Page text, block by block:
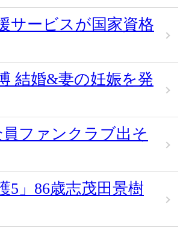
サービスが国家資格
結婚&妻の妊娠を発
員ファンクラブ出そ
5」86歳志茂田景樹